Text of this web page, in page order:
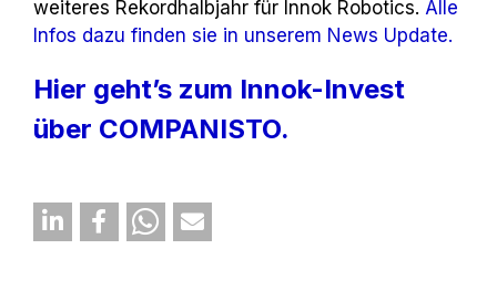
weiteres Rekordhalbjahr für Innok Robotics. Alle
Infos dazu finden sie in unserem News Update.
Hier geht’s zum Innok-Invest
über COMPANISTO.